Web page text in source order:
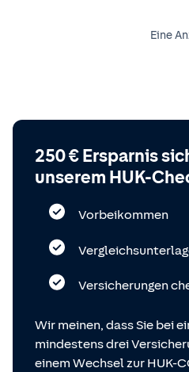
Eine
250 € Ersparnis
unserem HUK-
Vorbeikommen
Versicherungen
Wir meinen, dass Sie bei
mindestens drei
einem Wechsel zur HUK-